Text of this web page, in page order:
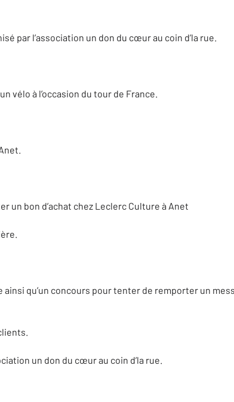
par l’association un don du cœur au coin d’la rue.
vélo à l’occasion du tour de France.
un bon d’achat chez Leclerc Culture à Anet
qu’un concours pour tenter de remporter un
un don du cœur au coin d’la rue.